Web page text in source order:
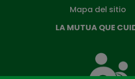
Mapa del sitio
LA MUTUA QUE
Mutua
que